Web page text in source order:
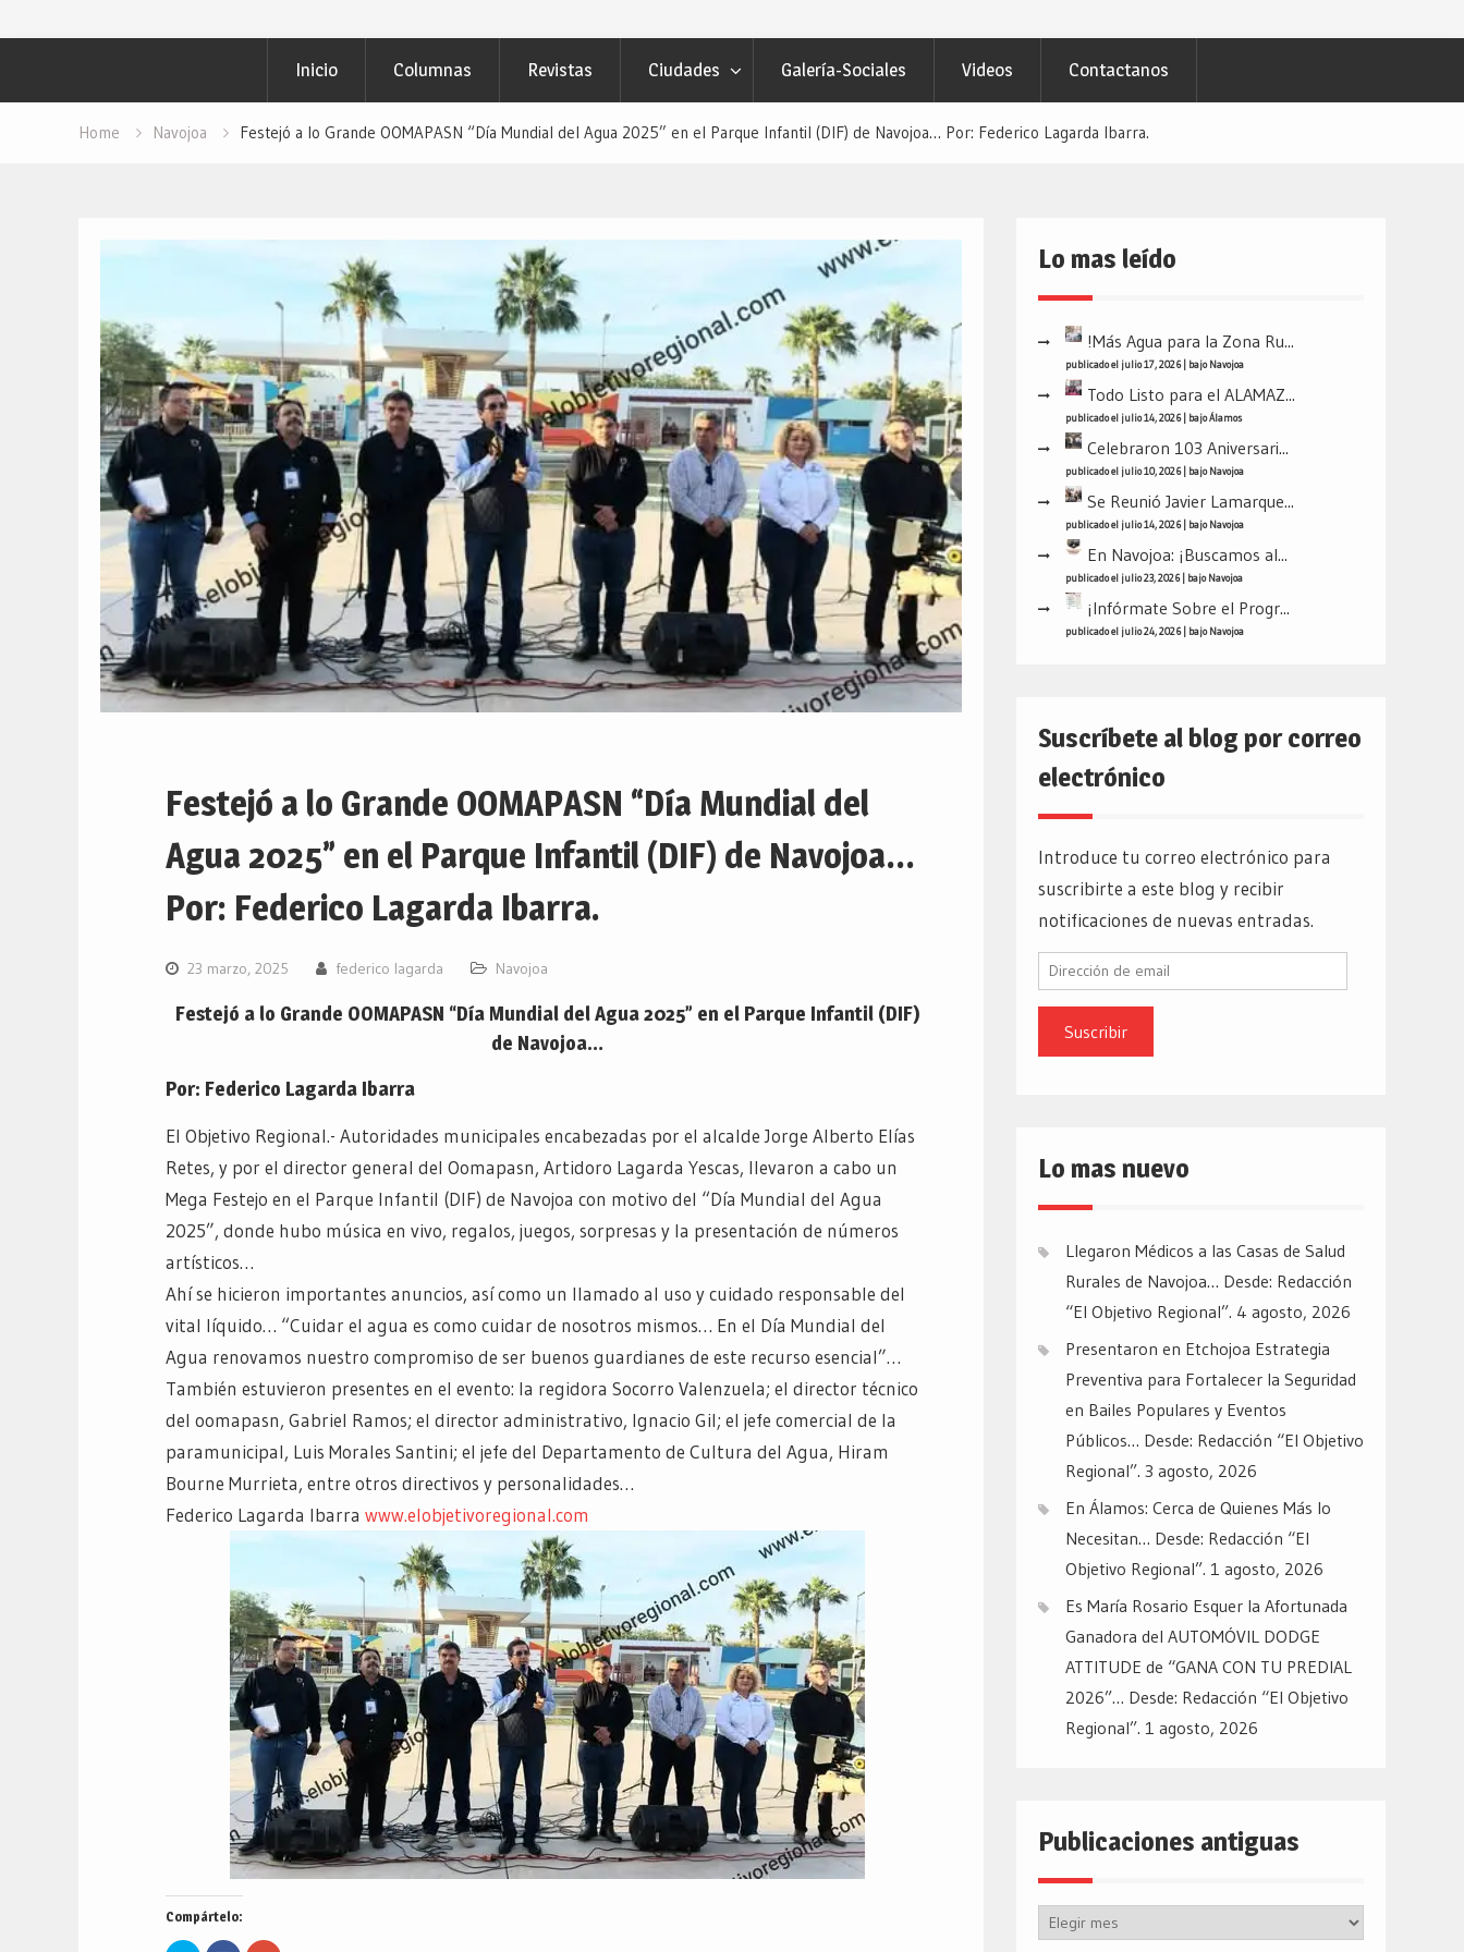
Inicio Columnas Revistas Ciudades Galería-Sociales Videos Contactanos
Home Navojoa Festejó a lo Grande OOMAPASN “Día Mundial del Agua 2025” en el Parque Infantil (DIF) de Navojoa… Por: Federico Lagarda Ibarra.
Festejó a lo Grande OOMAPASN “Día Mundial del
Agua 2025” en el Parque Infantil (DIF) de Navojoa…
Por: Federico Lagarda Ibarra.
23 marzo, 2025 federico lagarda Navojoa
Festejó a lo Grande OOMAPASN “Día Mundial del Agua 2025” en el Parque Infantil (DIF)
de Navojoa…
Por: Federico Lagarda Ibarra
El Objetivo Regional.- Autoridades municipales encabezadas por el alcalde Jorge Alberto Elías
Retes, y por el director general del Oomapasn, Artidoro Lagarda Yescas, llevaron a cabo un
Mega Festejo en el Parque Infantil (DIF) de Navojoa con motivo del “Día Mundial del Agua
2025”, donde hubo música en vivo, regalos, juegos, sorpresas y la presentación de números
artísticos…
Ahí se hicieron importantes anuncios, así como un llamado al uso y cuidado responsable del
vital líquido… “Cuidar el agua es como cuidar de nosotros mismos… En el Día Mundial del
Agua renovamos nuestro compromiso de ser buenos guardianes de este recurso esencial”…
También estuvieron presentes en el evento: la regidora Socorro Valenzuela; el director técnico
del oomapasn, Gabriel Ramos; el director administrativo, Ignacio Gil; el jefe comercial de la
paramunicipal, Luis Morales Santini; el jefe del Departamento de Cultura del Agua, Hiram
Bourne Murrieta, entre otros directivos y personalidades…
Federico Lagarda Ibarra www.elobjetivoregional.com
Compártelo:
Lo mas leído
!Más Agua para la Zona Ru...
publicado el julio 17, 2026| bajoNavojoa
Todo Listo para el ALAMAZ...
publicado el julio 14, 2026| bajoÁlamos
Celebraron 103 Aniversari...
publicado el julio 10, 2026| bajoNavojoa
Se Reunió Javier Lamarque...
publicado el julio 14, 2026| bajoNavojoa
En Navojoa: ¡Buscamos al...
publicado el julio 23, 2026| bajoNavojoa
¡Infórmate Sobre el Progr...
publicado el julio 24, 2026| bajoNavojoa
Suscríbete al blog por correo
electrónico
Introduce tu correo electrónico para
suscribirte a este blog y recibir
notificaciones de nuevas entradas.
Dirección
email
Lo mas nuevo
Llegaron Médicos a las Casas de Salud
Rurales de Navojoa… Desde: Redacción
“El Objetivo Regional”. 4 agosto, 2026
Presentaron en Etchojoa Estrategia
Preventiva para Fortalecer la Seguridad
en Bailes Populares y Eventos
Públicos… Desde: Redacción “El Objetivo
Regional”. 3 agosto, 2026
En Álamos: Cerca de Quienes Más lo
Necesitan… Desde: Redacción “El
Objetivo Regional”. 1 agosto, 2026
Es María Rosario Esquer la Afortunada
Ganadora del AUTOMÓVIL DODGE
ATTITUDE de “GANA CON TU PREDIAL
2026”… Desde: Redacción “El Objetivo
Regional”. 1 agosto, 2026
Publicaciones antiguas
Publicaciones